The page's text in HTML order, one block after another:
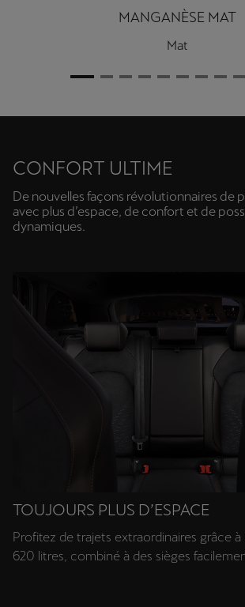
MANGANÈSE MAT
Mat
CONFORT ULTIME
De nouvelles façons révolutionnaires de
avec plus d’espace, de confort et de
dynamiques.
TOUJOURS PLUS D’ESPACE
Profitez de trajets extraordinaires grâce
620 litres, combiné à des sièges